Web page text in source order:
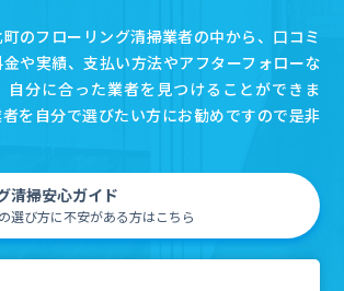
のフローリング清掃業者の中から、口コミ
や実績、支払い方法やアフターフォローな
自分に合った業者を見つけることができま
を自分で選びたい方にお勧めですので是非
清掃安心ガイド
選び方に不安がある方はこちら